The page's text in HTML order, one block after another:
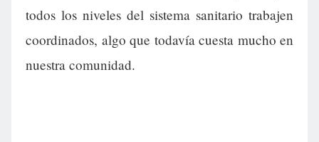
todos los niveles del sistema sanitario trabajen
coordinados, algo que todavía cuesta mucho en
nuestra comunidad.